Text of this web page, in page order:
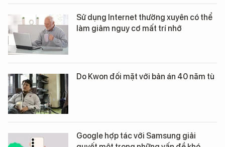
Sử dụng Internet thường xuyên có thể
làm giảm nguy cơ mất trí nhớ
Do Kwon đối mặt với bản án 40 năm tù
Google hợp tác với Samsung giải